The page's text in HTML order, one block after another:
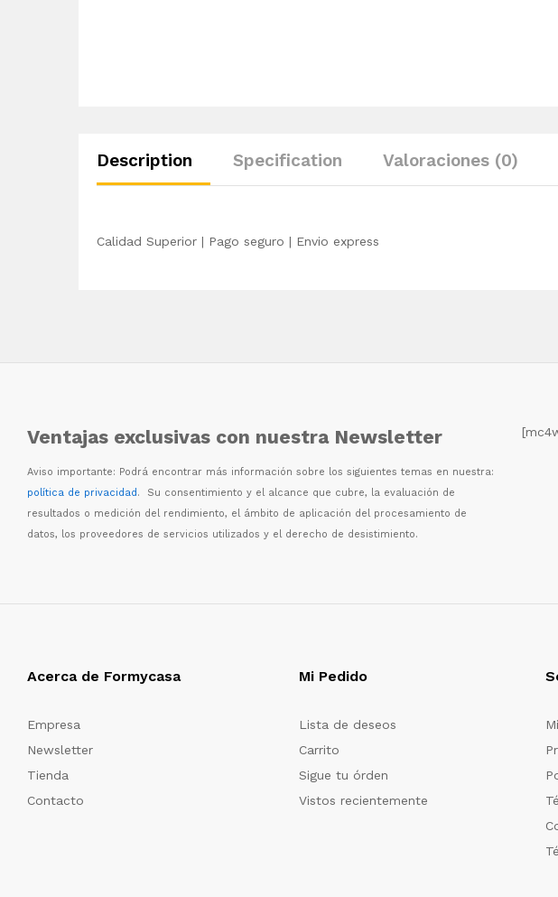
Description Specification Valoraciones (0)
Calidad Superior | Pago seguro | Envio express
Ventajas exclusivas con nuestra Newsletter
Aviso importante: Podrá encontrar más información sobre los siguientes temas en nuestra:
política de privacidad. Su consentimiento y el alcance que cubre, la evaluación de
resultados o medición del rendimiento, el ámbito de aplicación del procesamiento de
datos, los proveedores de servicios utilizados y el derecho de desistimiento.
Acerca de Formycasa
Empresa
Newsletter
Tienda
Contacto
Mi Pedido
Lista de deseos
Carrito
Sigue tu órden
Vistos recientemente